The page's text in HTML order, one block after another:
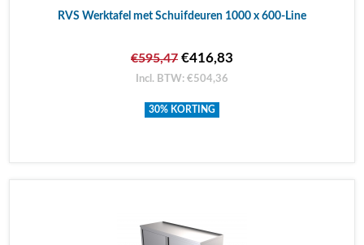
RVS Werktafel met Schuifdeuren 1000 x 600-Line
€595,47 €416,83
Incl. BTW: €504,36
30% KORTING